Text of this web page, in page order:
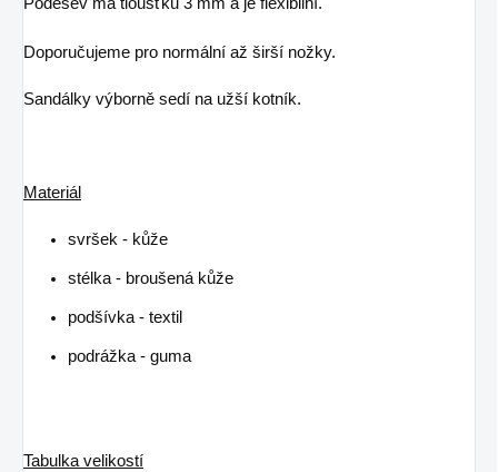
Podešev má tloušťku 3 mm a je flexibilní.
Doporučujeme pro normální až širší nožky.
Sandálky výborně sedí na užší kotník.
Materiál
svršek - kůže
stélka - broušená kůže
podšívka - textil
podrážka - guma
Tabulka velikostí